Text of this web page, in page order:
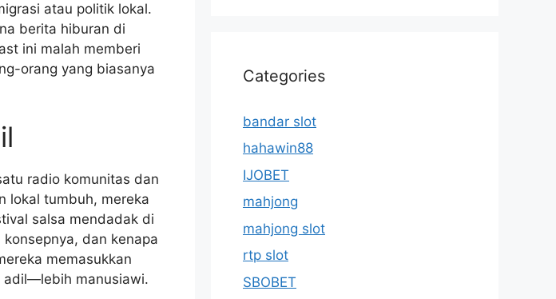
atau politik lokal.
berita hiburan di
ini malah memberi
orang yang biasanya
radio komunitas dan
lokal tumbuh, mereka
salsa mendadak di
dan kenapa
memasukkan
adil—lebih manusiawi.
Categories
bandar slot
hahawin88
IJOBET
mahjong
mahjong slot
rtp slot
SBOBET